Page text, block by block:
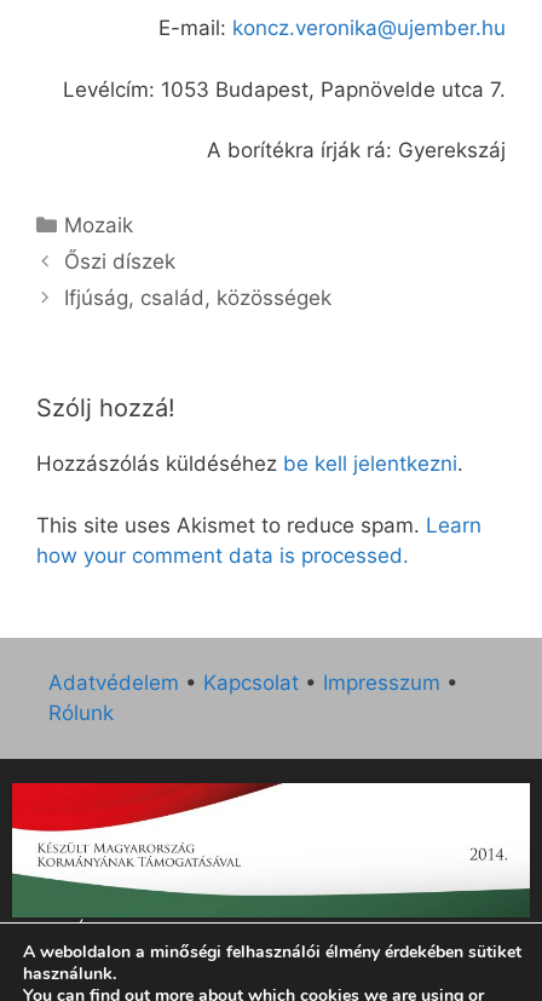
E-mail: koncz.veronika@ujember.hu
Levélcím: 1053 Budapest, Papnövelde utca 7.
A borítékra írják rá: Gyerekszáj
Kategória
Mozaik
Őszi díszek
Ifjúság, család, közösségek
Szólj hozzá!
Hozzászólás küldéséhez be kell jelentkezni.
This site uses Akismet to reduce spam. Learn
how your comment data is processed.
Adatvédelem • Kapcsolat • Impresszum •
Rólunk
„Az Új Ember katolikus hetilap 2014. évi működésének
támogatását az EGYH-KCP-14-P-0121 sz. támogatási
szerződés keretében 3 000 000 Ft összegben támogatta az
A weboldalon a minőségi felhasználói élmény érdekében sütiket
használunk.
You can find out more about which cookies we are using or